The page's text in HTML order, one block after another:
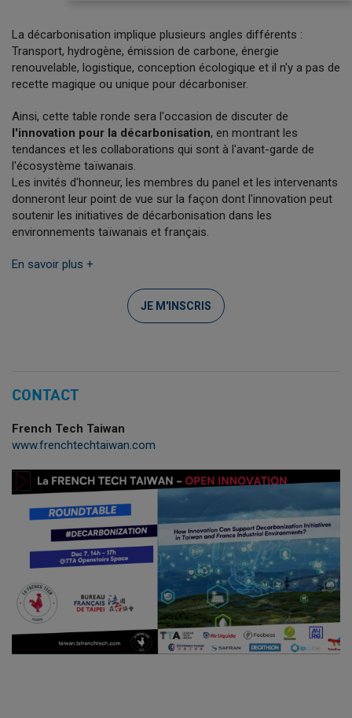
La décarbonisation implique plusieurs angles différents :
Transport, hydrogène, émission de carbone, énergie
renouvelable, logistique, conception écologique et il n'y a pas de
recette magique ou unique pour décarboniser.
Ainsi, cette table ronde sera l'occasion de discuter de
l'innovation pour la décarbonisation, en montrant les
tendances et les collaborations qui sont à l'avant-garde de
l'écosystème taïwanais.
Les invités d'honneur, les membres du panel et les intervenants
donneront leur point de vue sur la façon dont l'innovation peut
soutenir les initiatives de décarbonisation dans les
environnements taïwanais et français.
En savoir plus +
JE M'INSCRIS
CONTACT
French Tech Taiwan
www.frenchtechtaiwan.com